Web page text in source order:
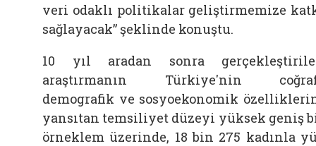
veri odaklı politikalar geliştirmemize
sağlayacak” şeklinde konuştu.
10 yıl aradan sonra
araştırmanın Türkiye'nin
demografik ve sosyoekonomik
yansıtan temsiliyet düzeyi yüksek geniş
örneklem üzerinde, 18 bin 275 kadınla